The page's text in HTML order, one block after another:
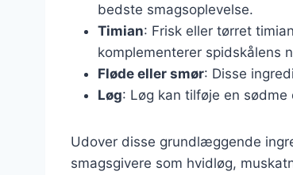
bedste smagsoplevelse.
Timian: Frisk eller tørret
komplementerer spidskålens
Fløde eller smør: Disse
Løg: Løg kan tilføje en
Udover disse grundlæggende
smagsgivere som hvidløg,